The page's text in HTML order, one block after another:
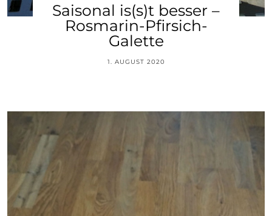
Saisonal is(s)t besser –
Rosmarin-Pfirsich-
Galette
1. AUGUST 2020